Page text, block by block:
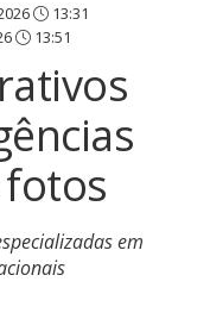
13:31
13:51
em